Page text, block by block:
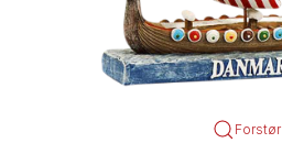
Forstør